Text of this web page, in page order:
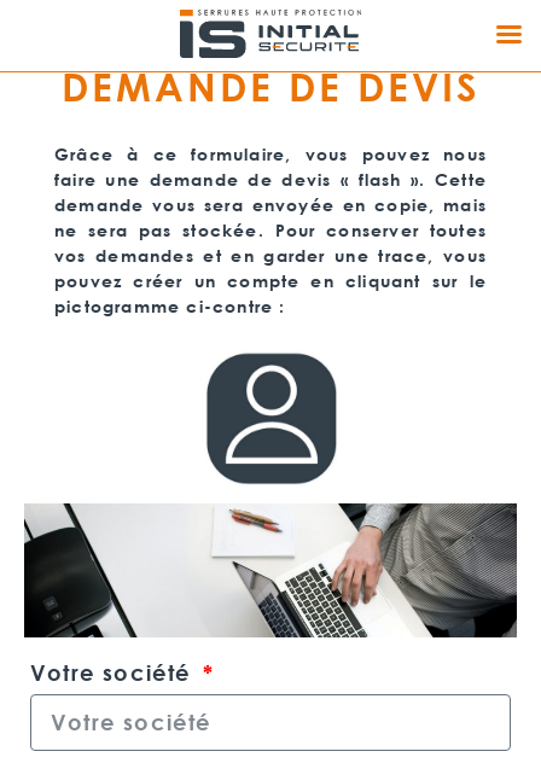
DEMANDE DE DEVIS
Grâce à ce formulaire, vous pouvez nous
faire une demande de devis « flash ». Cette
demande vous sera envoyée en copie, mais
ne sera pas stockée. Pour conserver toutes
vos demandes et en garder une trace, vous
pouvez créer un compte en cliquant sur le
pictogramme ci-contre :
Votre société